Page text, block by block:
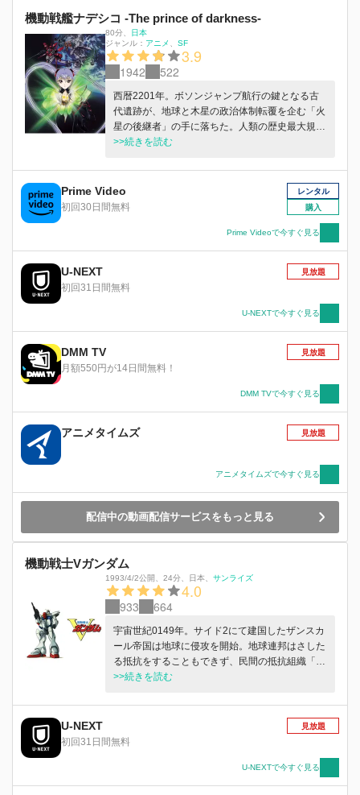
機動戦艦ナデシコ -The prince of darkness-
80分
日本
ジャンル： アニメ SF
3.9
1942 522
西暦2201年。ボソンジャンプ航行の鍵となる古
代遺跡が、地球と木星の政治体制転覆を企む「火
星の後継者」の手に落ちた。人類の歴史最大規模
のクーデターに対し、発進する新・機動戦艦ナデ
のは、一度はルリの育ての親となったテンカワ・
アキトの復讐鬼と化した姿だった。
>>続きを読む
Prime Video
初回30日間無料
レンタル
購入
Prime Videoで今すぐ見る
U-NEXT
初回31日間無料
見放題
U-NEXTで今すぐ見る
DMM TV
月額550円が14日間無料！
見放題
DMM TVで今すぐ見る
アニメタイムズ 見放題
アニメタイムズで今すぐ見る
配信中の動画配信サービスをもっと見る
機動戦士Vガンダム
1993/4/2公開 24分 日本 サンライズ
4.0
933 664
宇宙世紀0149年。サイド2にて建国したザンスカ
ール帝国は地球に侵攻を開始。地球連邦はさした
る抵抗をすることもできず、民間の抵抗組織「リ
ガ・ミリティア」だけがザンスカール帝国の「ベ
たウッソは、成り行きで「V(ヴィクトリー)ガン
>>続きを読む
U-NEXT
初回31日間無料
見放題
U-NEXTで今すぐ見る